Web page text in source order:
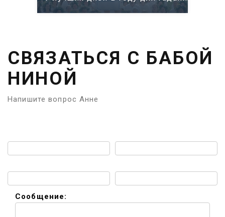
СВЯЗАТЬСЯ С БАБОЙ
НИНОЙ
Напишите вопрос Анне
Сообщение: